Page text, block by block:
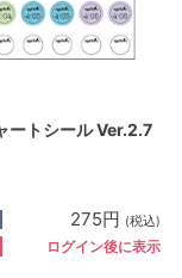
ートシール Ver.2.7
275円 (税込)
ログイン後に表示